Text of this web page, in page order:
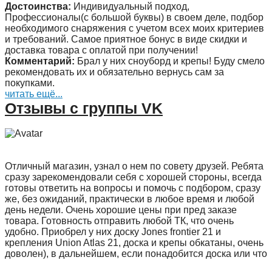
Достоинства: Индивидуальный подход,
Профессионалы(с большой буквы) в своем деле, подбор
необходимого снаряжения с учетом всех моих критериев
и требований. Самое приятное бонус в виде скидки и
доставка товара с оплатой при получении!
Комментарий: Брал у них сноуборд и крепы! Буду смело
рекомендовать их и обязательно вернусь сам за
покупками.
читать ещё...
Отзывы с группы VK
Отличный магазин, узнал о нем по совету друзей. Ребята
сразу зарекомендовали себя с хорошей стороны, всегда
готовы ответить на вопросы и помочь с подбором, сразу
же, без ожиданий, практически в любое время и любой
день недели. Очень хорошие цены при пред заказе
товара. Готовность отправить любой ТК, что очень
удобно. Приобрел у них доску Jones frontier 21 и
крепления Union Atlas 21, доска и крепы обкатаны, очень
доволен), в дальнейшем, если понадобится доска или что